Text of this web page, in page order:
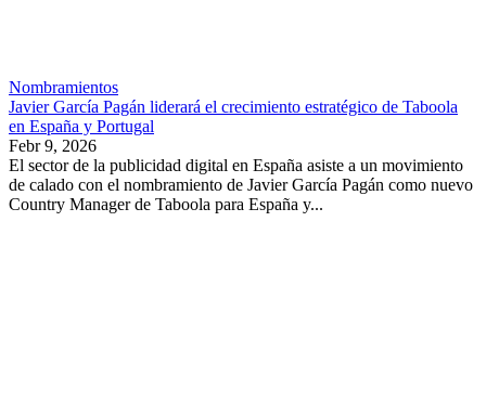
Nombramientos
Javier García Pagán liderará el crecimiento estratégico de Taboola
en España y Portugal
Febr 9, 2026
El sector de la publicidad digital en España asiste a un movimiento
de calado con el nombramiento de Javier García Pagán como nuevo
Country Manager de Taboola para España y...